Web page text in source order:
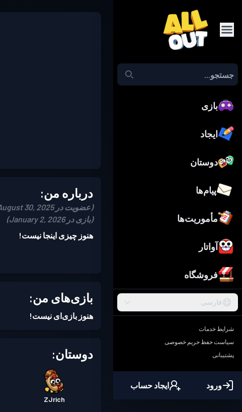
بازی
ایجاد
دوستان
پیام‌ها
مأموریت‌ها
آواتار
فروشگاه
فارسی
شرایط خدمات
سیاست حفظ حریم خصوصی
پشتیبانی
ورود ایجاد حساب
درباره من:
(عضویت در August 30, 2025)
(بازی در January 2, 2026)
هنوز چیزی اینجا نیست!
بازی‌های من:
هنوز بازی‌ای نیست!
دوستان:
ZJrich